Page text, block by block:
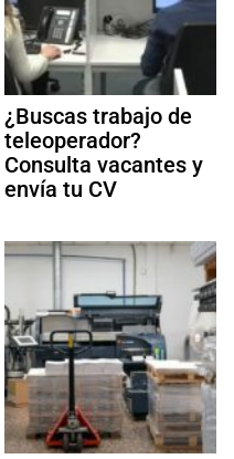
¿Buscas trabajo de
teleoperador?
Consulta vacantes y
envía tu CV